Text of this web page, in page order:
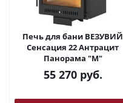
Печь для бани ВЕЗУВИЙ
Сенсация 22 Антрацит
Панорама "М"
55 270руб.